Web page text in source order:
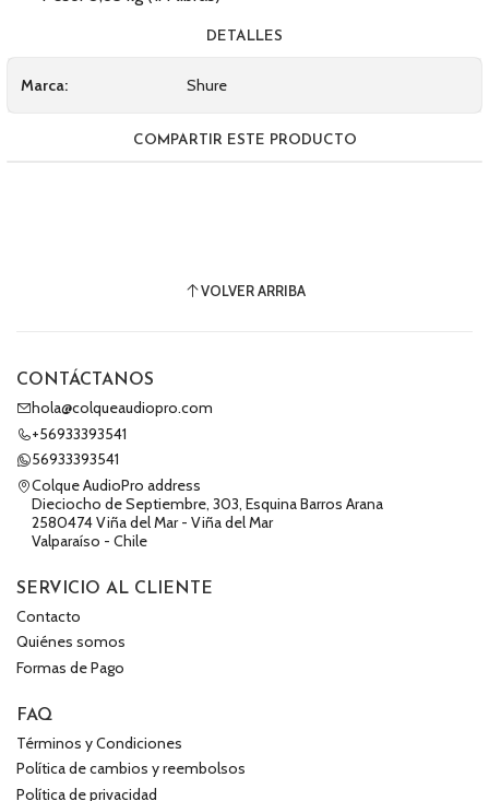
DETALLES
Marca: Shure
COMPARTIR ESTE PRODUCTO
VOLVER ARRIBA
CONTÁCTANOS
hola@colqueaudiopro.com
+56933393541
56933393541
Colque AudioPro address
Dieciocho de Septiembre, 303, Esquina Barros Arana
2580474 Viña del Mar - Viña del Mar
Valparaíso - Chile
SERVICIO AL CLIENTE
Contacto
Quiénes somos
Formas de Pago
FAQ
Términos y Condiciones
Política de cambios y reembolsos
Política de privacidad